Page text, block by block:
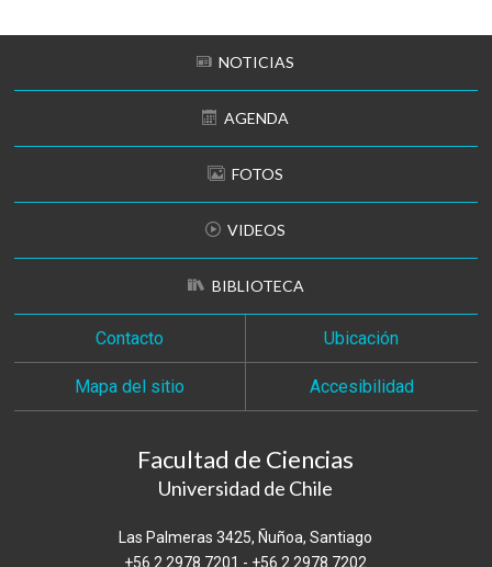
NOTICIAS
AGENDA
FOTOS
VIDEOS
BIBLIOTECA
Contacto Ubicación
Mapa del sitio Accesibilidad
Facultad de Ciencias
Universidad de Chile
Las Palmeras 3425, Ñuñoa, Santiago
+56 2 2978 7201 - +56 2 2978 7202